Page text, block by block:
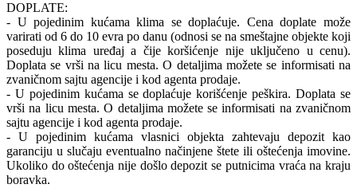
DOPLATE:
- U pojedinim kućama klima se doplaćuje. Cena doplate može
varirati od 6 do 10 evra po danu (odnosi se na smeštajne objekte koji
poseduju klima uređaj a čije koršićenje nije uključeno u cenu).
Doplata se vrši na licu mesta. O detaljima možete se informisati na
zvaničnom sajtu agencije i kod agenta prodaje.
- U pojedinim kućama se doplaćuje korišćenje peškira. Doplata se
vrši na licu mesta. O detaljima možete se informisati na zvaničnom
sajtu agencije i kod agenta prodaje.
- U pojedinim kućama vlasnici objekta zahtevaju depozit kao
garanciju u slučaju eventualno načinjene štete ili oštećenja imovine.
Ukoliko do oštećenja nije došlo depozit se putnicima vraća na kraju
boravka.